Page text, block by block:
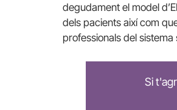
degudament el model
dels pacients així com
professionals del sistema
Si